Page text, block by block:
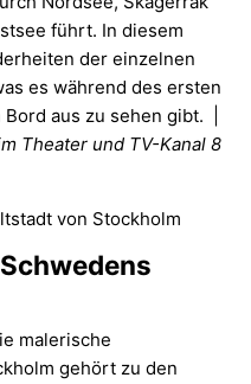
führt. In diesem
der einzelnen
es während des ersten
aus zu sehen gibt. |
Theater und TV-Kanal 8
von Stockholm
malerische
gehört zu den